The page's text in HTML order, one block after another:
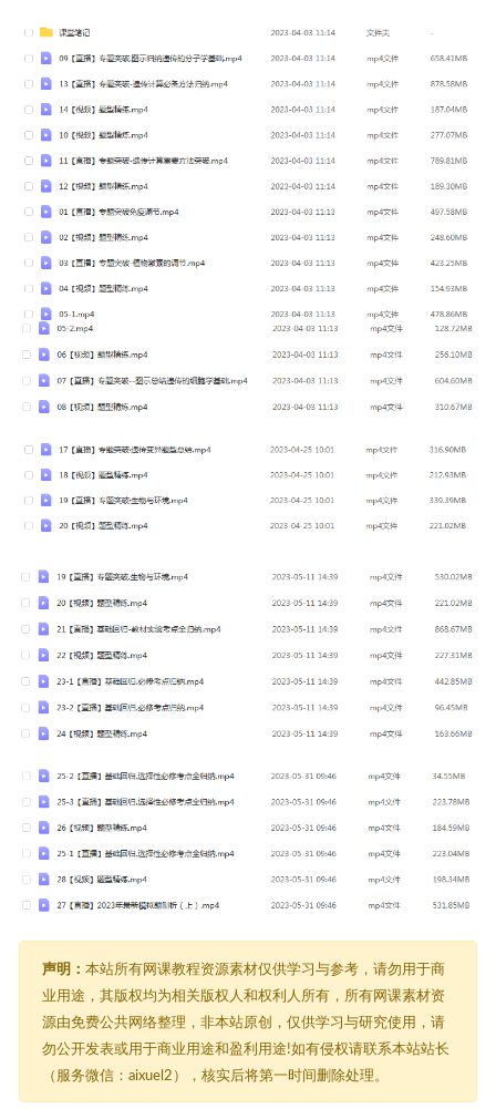
声明： 本站所有网课教程资源素材仅供学习与参考，请勿用于商
业用途，其版权均为相关版权人和权利人所有，所有网课素材资
源由免费公共网络整理，非本站原创，仅供学习与研究使用，请
勿公开发表或用于商业用途和盈利用途!如有侵权请联系本站站长
（服务微信：aixuel2），核实后将第一时间删除处理。